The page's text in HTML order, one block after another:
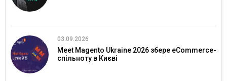
03.09.2026
Meet Magento Ukraine 2026 збере eCommerce-
спільноту в Києві